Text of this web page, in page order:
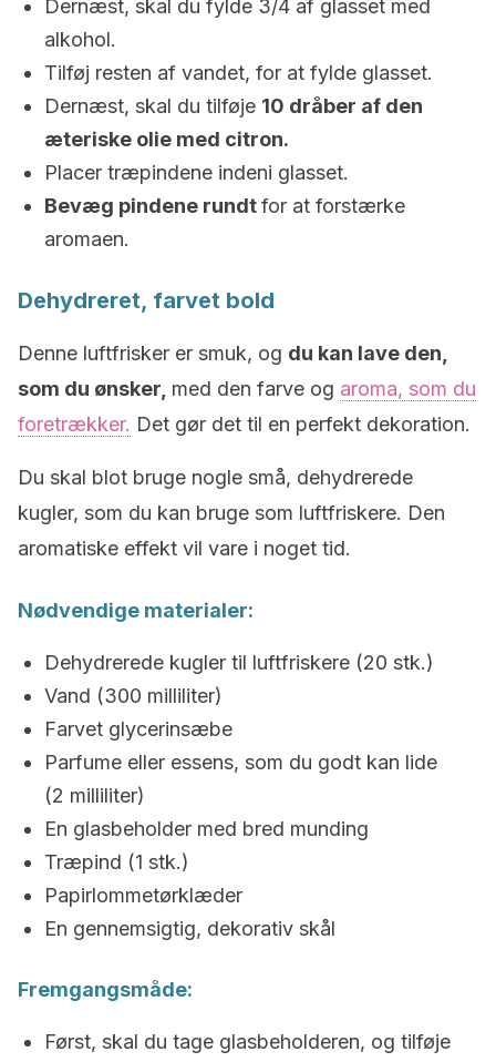
Dernæst, skal du fylde 3/4 af glasset med
alkohol.
Tilføj resten af vandet, for at fylde glasset.
Dernæst, skal du tilføje 10 dråber af den
æteriske olie med citron.
Placer træpindene indeni glasset.
Bevæg pindene rundtfor at forstærke
aromaen.
Dehydreret, farvet bold
Denne luftfrisker er smuk, og du kan lave den,
som du ønsker, med den farve og aroma, som du
foretrækker. Det gør det til en perfekt dekoration.
Du skal blot bruge nogle små, dehydrerede
kugler, som du kan bruge som luftfriskere. Den
aromatiske effekt vil vare i noget tid.
Nødvendige materialer:
Dehydrerede kugler til luftfriskere (20 stk.)
Vand (300 milliliter)
Farvet glycerinsæbe
Parfume eller essens, som du godt kan lide
(2 milliliter)
En glasbeholder med bred munding
Træpind (1 stk.)
Papirlommetørklæder
En gennemsigtig, dekorativ skål
Fremgangsmåde:
Først, skal du tage glasbeholderen, og tilføje